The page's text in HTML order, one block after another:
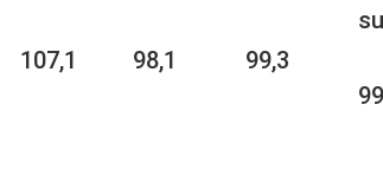
107,1 98,1 99,3